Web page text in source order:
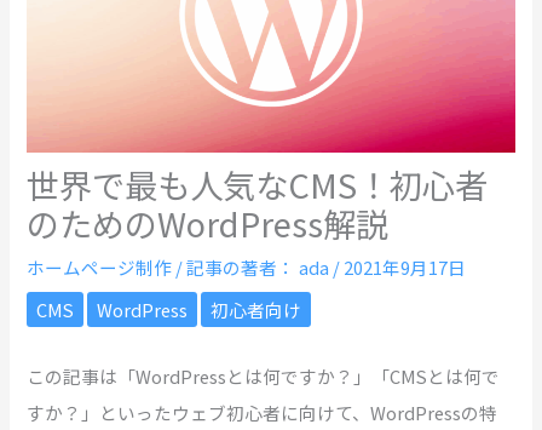
世界で最も人気なCMS！初心者
のためのWordPress解説
ホームページ制作/ 記事の著者： ada /2021年9月17日
CMS
WordPress 初心者向け
この記事は「WordPressとは何ですか？」「CMSとは何で
すか？」といったウェブ初心者に向けて、WordPressの特